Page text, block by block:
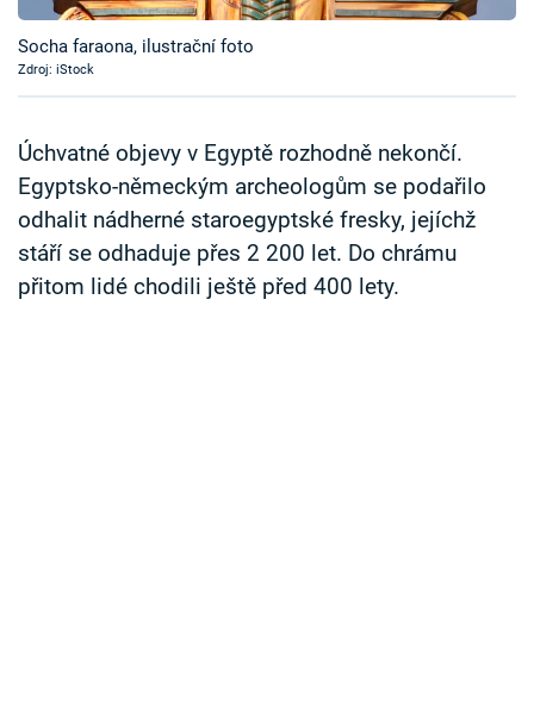
Sledujte prima+
Sledujte nás
Socha faraona, ilustrační foto
Zdroj: iStock
Úchvatné objevy v Egyptě rozhodně nekončí.
Egyptsko-německým archeologům se podařilo
odhalit nádherné staroegyptské fresky, jejíchž
stáří se odhaduje přes 2 200 let. Do chrámu
přitom lidé chodili ještě před 400 lety.